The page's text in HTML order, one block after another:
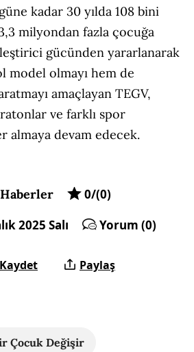
kadar 30 yılda 108 bini
milyondan fazla çocuğa
gücünden yararlanarak
model olmayı hem de
amaçlayan TEGV,
ve farklı spor
almaya devam edecek.
Haberler
0/(0)
2025 Salı
Yorum (0)
Kaydet Paylaş
Çocuk Değişir